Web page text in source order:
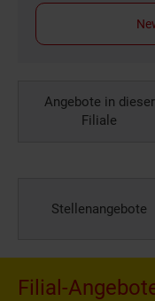
Angebote in dieser
Filiale
Stellenangebote
Filial-